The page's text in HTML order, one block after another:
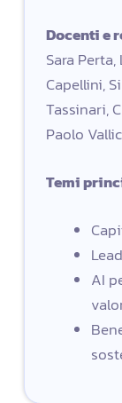
Docenti e
Sara
Capellini,
Tassinari,
Paolo
Temi
AI